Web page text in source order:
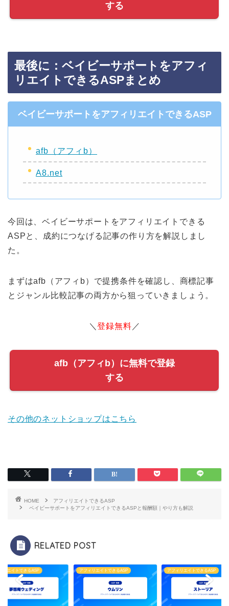
する
最後に：ベイビーサポートをアフィ
リエイトできるASPまとめ
ベイビーサポートをアフィリエイトできるASP
afb（アフィb）
A8.net
今回は、ベイビーサポートをアフィリエイトできる
ASPと、成約につなげる記事の作り方を解説しまし
た。
まずはafb（アフィb）で提携条件を確認し、商標記事
とジャンル比較記事の両方から狙っていきましょう。
＼登録無料 ／
afb（アフィb）に無料で登録
する
その他のネットショップはこちら
HOME
アフィリエイトできるASP
ベイビーサポートをアフィリエイトできるASPと報酬額｜やり方も解説
RELATED POST
リエイトできるASP アフィリエイトできるASP アフィリエイトできるASP